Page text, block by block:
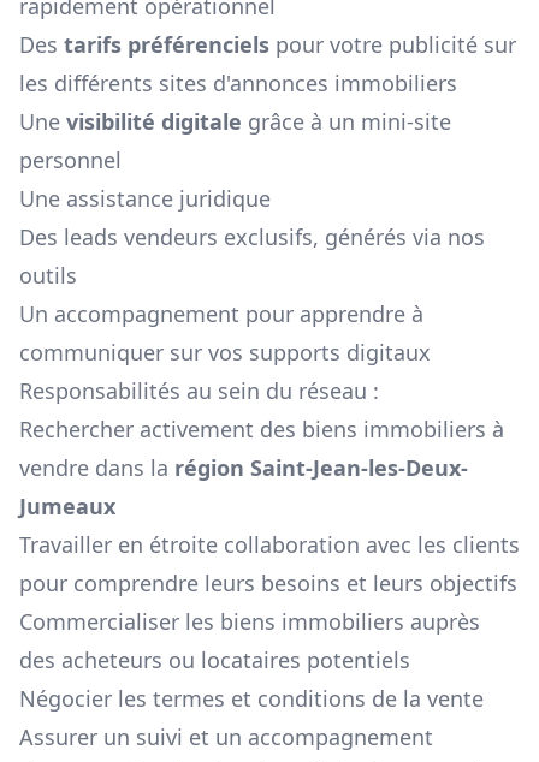
rapidement opérationnel
Des tarifs préférenciels pour votre publicité sur
les différents sites d'annonces immobiliers
Une visibilité digitale grâce à un mini-site
personnel
Une assistance juridique
Des leads vendeurs exclusifs, générés via nos
outils
Un accompagnement pour apprendre à
communiquer sur vos supports digitaux
Responsabilités au sein du réseau :
Rechercher activement des biens immobiliers à
vendre dans la région Saint-Jean-les-Deux-
Jumeaux
Travailler en étroite collaboration avec les clients
pour comprendre leurs besoins et leurs objectifs
Commercialiser les biens immobiliers auprès
des acheteurs ou locataires potentiels
Négocier les termes et conditions de la vente
Assurer un suivi et un accompagnement